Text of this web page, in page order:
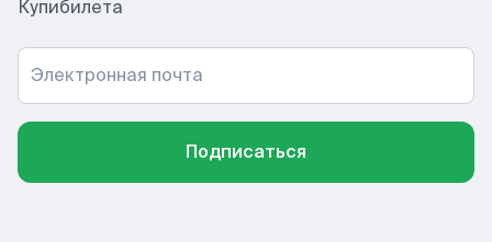
Купибилета
Электронная почта
Подписаться